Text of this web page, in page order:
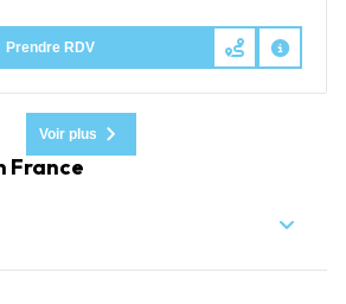
Prendre RDV
Voir plus
France